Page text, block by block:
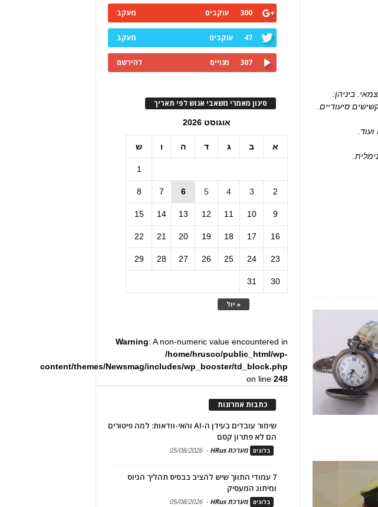
ביניהן:
סיעודיים.
300 עוקבים מעקב
47 עוקבים מעקב
307 מנויים להירשם
סינון מאמרי משאבי אנוש לפי תאריך
אוגוסט 2026
א ב ג ד ה ו ש
« יול
1
2
3
4
5
6
7
8
9
10
11
12
13
14
15
16
17
18
19
20
21
22
23
24
25
26
27
28
29
30
31
Warning: A non-numeric value encountered in
/home/hrusco/public_html/wp-
content/themes/Newsmag/includes/wp_booster/td_block.php
on line248
כתבות אחרונות
שימור עובדים בעידן ה-AI והאי-וודאות: למה פיטורים
הם לא פתרון קסם
בלוגים מערכת HRus -
05/08/2026
7 עמודי התווך שיש להציב בבסיס תהליך הגיוס
ומיתוג המעסיק
בלוגים מערכת HRus -
05/08/2026